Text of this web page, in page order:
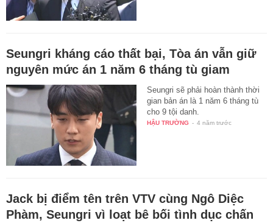
Seungri kháng cáo thất bại, Tòa án vẫn giữ
nguyên mức án 1 năm 6 tháng tù giam
Seungri sẽ phải hoàn thành thời
gian bản án là 1 năm 6 tháng tù
cho 9 tội danh.
HẬU TRƯỜNG - 4 năm trước
Jack bị điểm tên trên VTV cùng Ngô Diệc
Phàm, Seungri vì loạt bê bối tình dục chấn